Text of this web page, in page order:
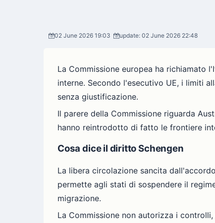
02 June 2026 19:03 update: 02 June 2026 22:48
La Commissione europea ha richiamato
interne. Secondo l'esecutivo UE, i limiti
senza giustificazione.
Il parere della Commissione riguarda
hanno reintrodotto di fatto le frontiere
Cosa dice il diritto Schengen
La libera circolazione sancita
permette agli stati di sospendere il
migrazione.
La Commissione non autorizza i